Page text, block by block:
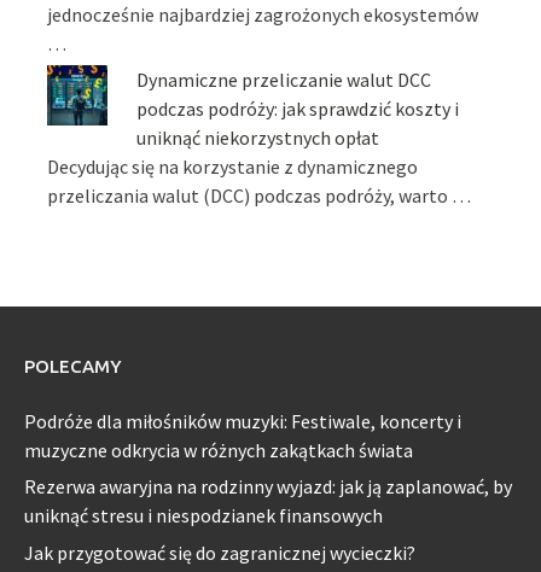
jednocześnie najbardziej zagrożonych ekosystemów
…
Dynamiczne przeliczanie walut DCC
podczas podróży: jak sprawdzić koszty i
uniknąć niekorzystnych opłat
Decydując się na korzystanie z dynamicznego
przeliczania walut (DCC) podczas podróży, warto …
POLECAMY
Podróże dla miłośników muzyki: Festiwale, koncerty i
muzyczne odkrycia w różnych zakątkach świata
Rezerwa awaryjna na rodzinny wyjazd: jak ją zaplanować, by
uniknąć stresu i niespodzianek finansowych
Jak przygotować się do zagranicznej wycieczki?